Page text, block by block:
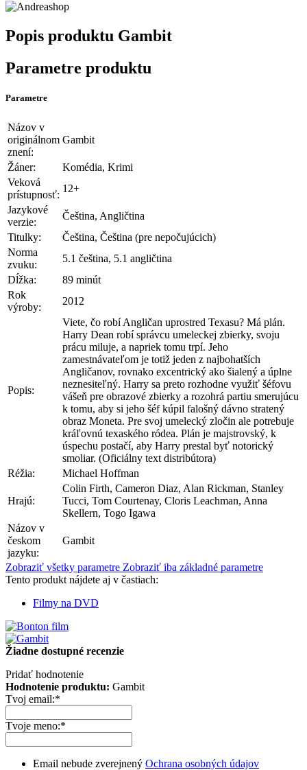
Popis produktu Gambit
Parametre produktu
Parametre
Názov v
originálnom
znení:
Gambit
Žáner:
Komédia, Krimi
Veková
prístupnosť:
12+
Jazykové
verzie:
Čeština, Angličtina
Titulky:
Čeština, Čeština (pre nepočujúcich)
Norma
zvuku:
5.1 čeština, 5.1 angličtina
Dĺžka:
89 minút
Rok
výroby:
2012
Popis:
Viete, čo robí Angličan uprostred Texasu? Má plán.
Harry Dean robí správcu umeleckej zbierky, svoju
prácu miluje, a napriek tomu trpí. Jeho
zamestnávateľom je totiž jeden z najbohatších
Angličanov, rovnako excentrický ako šialený a úplne
neznesiteľný. Harry sa preto rozhodne využiť šéfovu
vášeň pre obrazové zbierky a rozohrá partiu smerujúcu
k tomu, aby si jeho šéf kúpil falošný dávno stratený
obraz Moneta. Pre svoj umelecký zločin ale potrebuje
kráľovnú texaského ródea. Plán je majstrovský, k
úspechu postačí, aby Harry prestal byť notorický
smoliar. (Oficiálny text distribútora)
Réžia:
Michael Hoffman
Hrajú:
Colin Firth, Cameron Diaz, Alan Rickman, Stanley
Tucci, Tom Courtenay, Cloris Leachman, Anna
Skellern, Togo Igawa
Názov v
českom
jazyku:
Gambit
Zobraziť všetky parametre Zobraziť iba základné parametre
Tento produkt nájdete aj v častiach:
Filmy na DVD
Žiadne dostupné recenzie
Pridať hodnotenie
Hodnotenie produktu: Gambit
Tvoj email:*
Tvoje meno:*
Email nebude zverejnený Ochrana osobných údajov